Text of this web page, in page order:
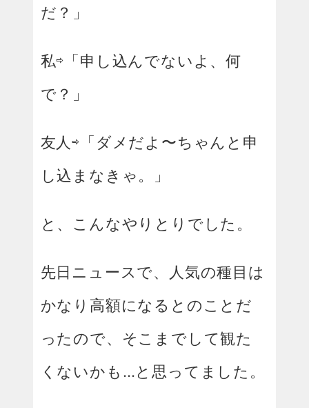
だ？」
私⇨「申し込んでないよ、何
で？」
友人⇨「ダメだよ〜ちゃんと申
し込まなきゃ。」
と、こんなやりとりでした。
先日ニュースで、人気の種目は
かなり高額になるとのことだ
ったので、そこまでして観た
くないかも…と思ってました。